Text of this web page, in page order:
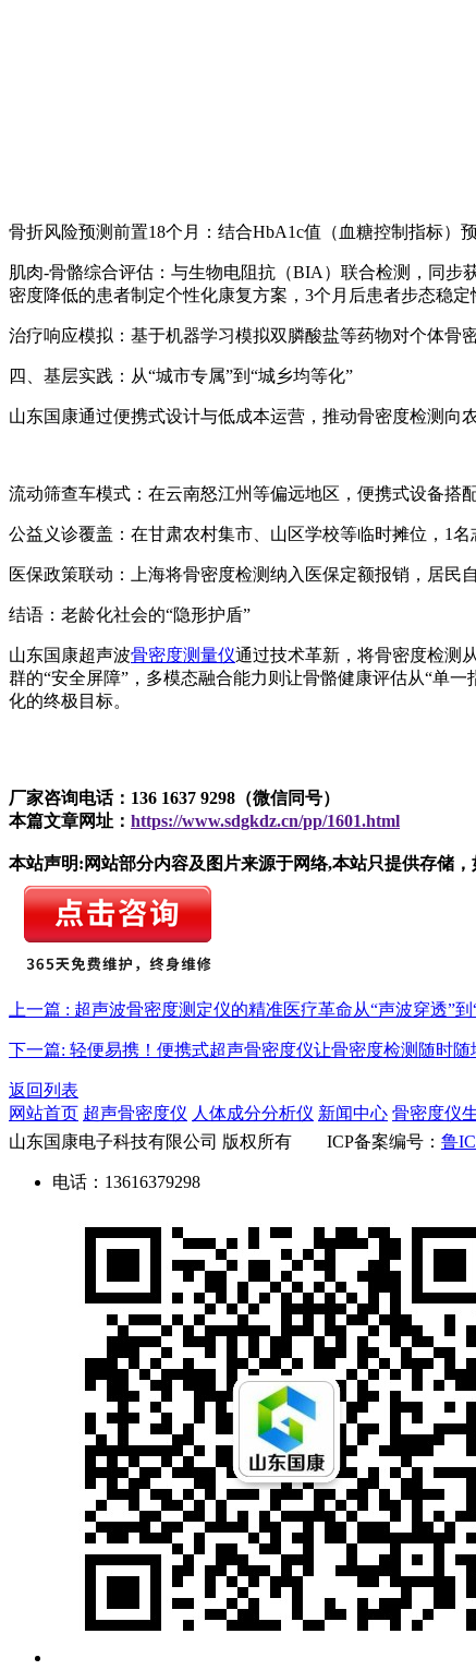
骨折风险预测前置18个月：结合HbA1c值（血糖控制指标）
肌肉-骨骼综合评估：与生物电阻抗（BIA）联合检测，同步
密度降低的患者制定个性化康复方案，3个月后患者步态稳定
治疗响应模拟：基于机器学习模拟双膦酸盐等药物对个体骨
四、基层实践：从“城市专属”到“城乡均等化”
山东国康通过便携式设计与低成本运营，推动骨密度检测向
流动筛查车模式：在云南怒江州等偏远地区，便携式设备搭
公益义诊覆盖：在甘肃农村集市、山区学校等临时摊位，1
医保政策联动：上海将骨密度检测纳入医保定额报销，居民
结语：老龄化社会的“隐形护盾”
山东国康超声波骨密度测量仪通过技术革新，将骨密度检测
群的“安全屏障”，多模态融合能力则让骨骼健康评估从“单
化的终极目标。
厂家咨询电话：136 1637 9298（微信同号）
本篇文章网址： https://www.sdgkdz.cn/pp/1601.html
本站声明:网站部分内容及图片来源于网络,本站只提供存储
上一篇 : 超声波骨密度测定仪的精准医疗革命从“声波穿透”
下一篇: 轻便易携！便携式超声骨密度仪让骨密度检测随时随
返回列表
网站首页 超声骨密度仪 人体成分分析仪 新闻中心 骨密度仪
山东国康电子科技有限公司 版权所有 ICP备案编号： 鲁
电话：13616379298